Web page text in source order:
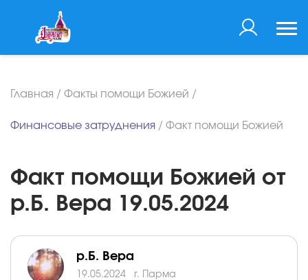
Главная / Факты помощи Божией /
Финансовые затруднения / Факт помощи Божией
Факт помощи Божией от
р.Б. Вера 19.05.2024
р.Б. Вера
19.05.2024 г. Парма